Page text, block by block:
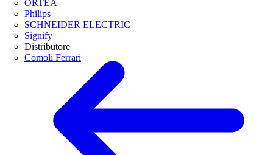
ORTEA
Philips
SCHNEIDER ELECTRIC
Signify
Distributore
Comoli Ferrari